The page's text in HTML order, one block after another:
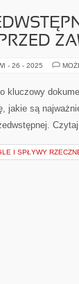
- 26 - 2025
kluczowy
jakie są
I SPŁYWY